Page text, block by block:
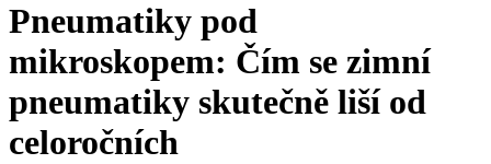
Pneumatiky pod
mikroskopem: Čím se zimní
pneumatiky skutečně liší od
celoročních